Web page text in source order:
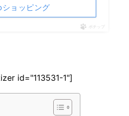
ョッピング
ポチップ
id="113531-1"]